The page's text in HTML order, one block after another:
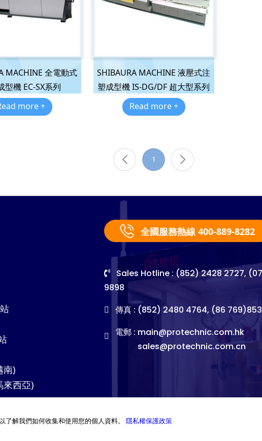
MACHINE 全電動式
型機 EC-SX系列
more +
SHIBAURA MACHINE 液壓式注
塑成型機 IS-DG/DF 超大型系列
Read more +
1
南)
來西亞)
全國服務熱線 400-889-8282
Sales Hotline : (852) 2428 2727,
9898
傳真 : (852) 2480 4764, (86
電郵 : main@protechnic.com.hk
sales@protechnic.com.cn
©2026. Pro-Technic Machinery Ltd. All right reserved.
解我們如何收集和使用您的個人資料。 隱私權保護政策